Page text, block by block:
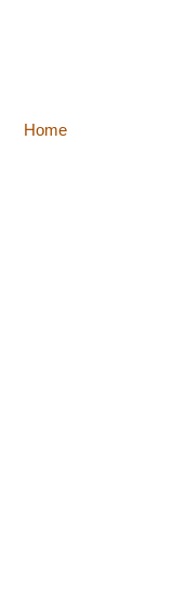
Home